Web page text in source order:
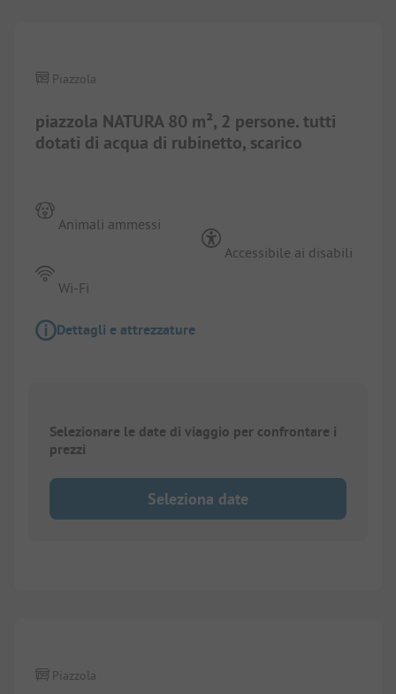
piazzola NATURA 80 m², 2 persone. tutti
dotati di acqua di rubinetto, scarico
Piazzola
Animali ammessi
Wi-Fi
Accessibile ai disabili
Dettagli e attrezzature
Selezionare le date di viaggio per confrontare i
prezzi
Seleziona date
Piazzola